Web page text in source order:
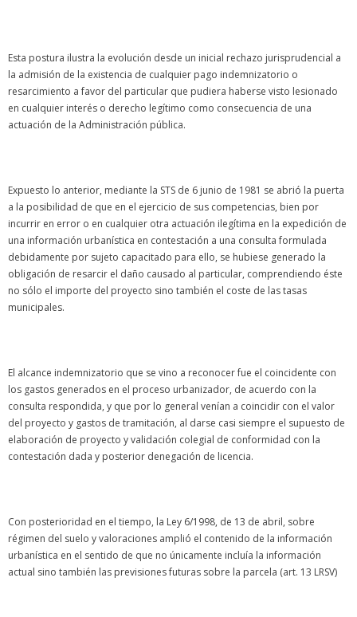
Esta postura ilustra la evolución desde un inicial rechazo jurisprudencial a
la admisión de la existencia de cualquier pago indemnizatorio o
resarcimiento a favor del particular que pudiera haberse visto lesionado
en cualquier interés o derecho legítimo como consecuencia de una
actuación de la Administración pública.
Expuesto lo anterior, mediante la STS de 6 junio de 1981 se abrió la puerta
a la posibilidad de que en el ejercicio de sus competencias, bien por
incurrir en error o en cualquier otra actuación ilegítima en la expedición de
una información urbanística en contestación a una consulta formulada
debidamente por sujeto capacitado para ello, se hubiese generado la
obligación de resarcir el daño causado al particular, comprendiendo éste
no sólo el importe del proyecto sino también el coste de las tasas
municipales.
El alcance indemnizatorio que se vino a reconocer fue el coincidente con
los gastos generados en el proceso urbanizador, de acuerdo con la
consulta respondida, y que por lo general venían a coincidir con el valor
del proyecto y gastos de tramitación, al darse casi siempre el supuesto de
elaboración de proyecto y validación colegial de conformidad con la
contestación dada y posterior denegación de licencia.
Con posterioridad en el tiempo, la Ley 6/1998, de 13 de abril, sobre
régimen del suelo y valoraciones amplió el contenido de la información
urbanística en el sentido de que no únicamente incluía la información
actual sino también las previsiones futuras sobre la parcela (art. 13 LRSV)